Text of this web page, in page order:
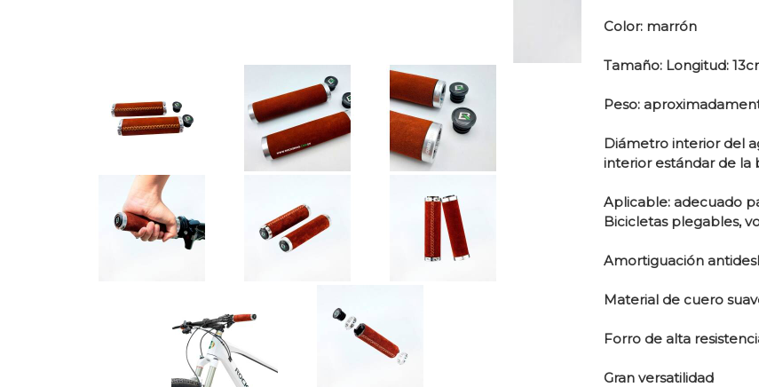
Color: marrón
Tamaño: Longitud:
Peso:
Diámetro interior del
interior estándar de la
Aplicable: adecuado
Bicicletas plegables,
Amortiguación
Material de cuero
Forro de alta
Gran versatilidad